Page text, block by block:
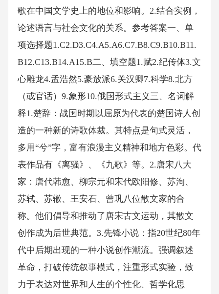
歌在中国文学史上的地位和影响。2.结合实例，
论述语言与社会文化的关系。参考答案一、单
项选择题1.C2.D3.C4.A5.A6.C7.B8.C9.B10.B11.
B12.C13.B14.A15.B二、填空题1.赋2.纪传体3.文
心雕龙4.孟浩然5.豪放派6.关汉卿7.科学8.北方
（或官话）9.象形10.俄国形式主义三、名词解
释1.楚辞：战国时期以屈原为代表的楚国诗人创
造的一种新的诗歌体裁。其特点是句式灵活，
多用“兮”字，富有浪漫主义精神和地方色彩。代
表作品有《离骚》、《九歌》等。2.唐宋八大
家：唐代韩愈、柳宗元和宋代欧阳修、苏洵、
苏轼、苏辙、王安石、曾巩八位散文家的合
称。他们倡导和推动了唐宋古文运动，其散文
创作成为后世典范。3.先锋小说：指20世纪80年
代中后期出现的一种小说创作潮流。强调叙述
革命，打破传统叙事模式，注重形式实验，致
力于表达对世界和人生的个性化、哲学化思